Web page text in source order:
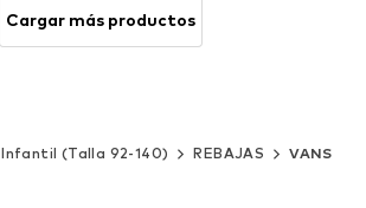
Cargar más productos
Infantil (Talla 92-140) REBAJAS VANS